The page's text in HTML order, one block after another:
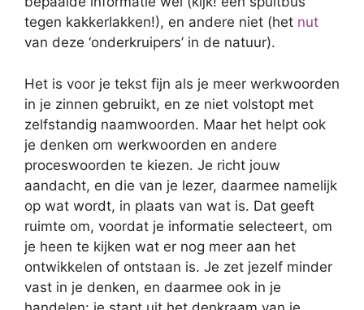
tegen kakkerlakken!), en andere niet (het nut
van deze ‘onderkruipers’ in de natuur).
Het is voor je tekst fijn als je meer werkwoorden
in je zinnen gebruikt, en ze niet volstopt met
zelfstandig naamwoorden. Maar het helpt ook
je denken om werkwoorden en andere
proceswoorden te kiezen. Je richt jouw
aandacht, en die van je lezer, daarmee namelijk
op wat wordt, in plaats van wat is. Dat geeft
ruimte om, voordat je informatie selecteert, om
je heen te kijken wat er nog meer aan het
ontwikkelen of ontstaan is. Je zet jezelf minder
vast in je denken, en daarmee ook in je